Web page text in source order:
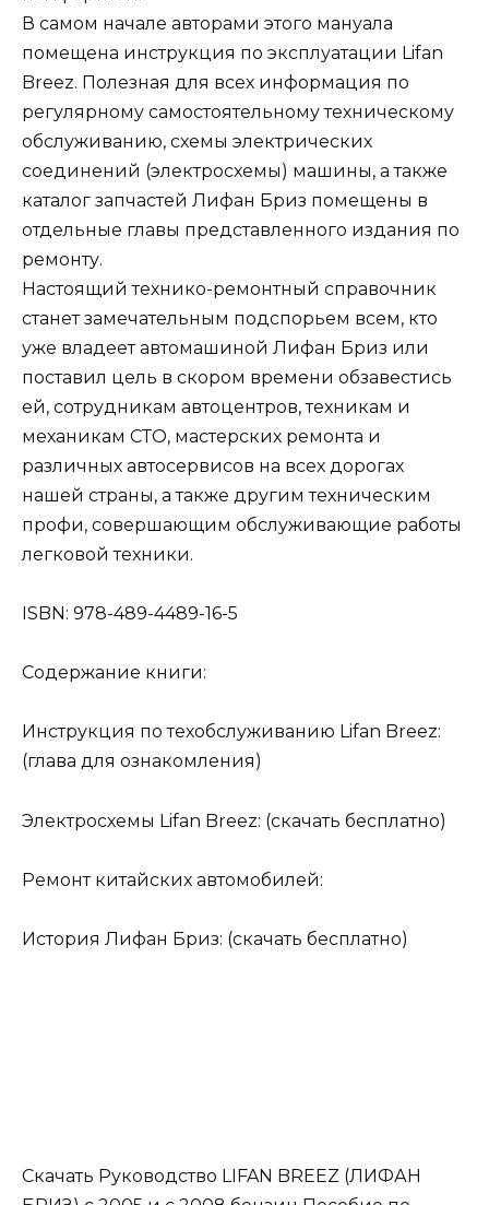
В самом начале авторами этого мануала
помещена инструкция по эксплуатации Lifan
Breez. Полезная для всех информация по
регулярному самостоятельному техническому
обслуживанию, схемы электрических
соединений (электросхемы) машины, а также
каталог запчастей Лифан Бриз помещены в
отдельные главы представленного издания по
ремонту.
Настоящий технико-ремонтный справочник
станет замечательным подспорьем всем, кто
уже владеет автомашиной Лифан Бриз или
поставил цель в скором времени обзавестись
ей, сотрудникам автоцентров, техникам и
механикам СТО, мастерских ремонта и
различных автосервисов на всех дорогах
нашей страны, а также другим техническим
профи, совершающим обслуживающие работы
легковой техники.
ISBN: 978-489-4489-16-5
Содержание книги:
Инструкция по техобслуживанию Lifan Breez:
(глава для ознакомления)
Электросхемы Lifan Breez: (скачать бесплатно)
Ремонт китайских автомобилей:
История Лифан Бриз: (скачать бесплатно)
Скачать Руководство LIFAN BREEZ (ЛИФАН